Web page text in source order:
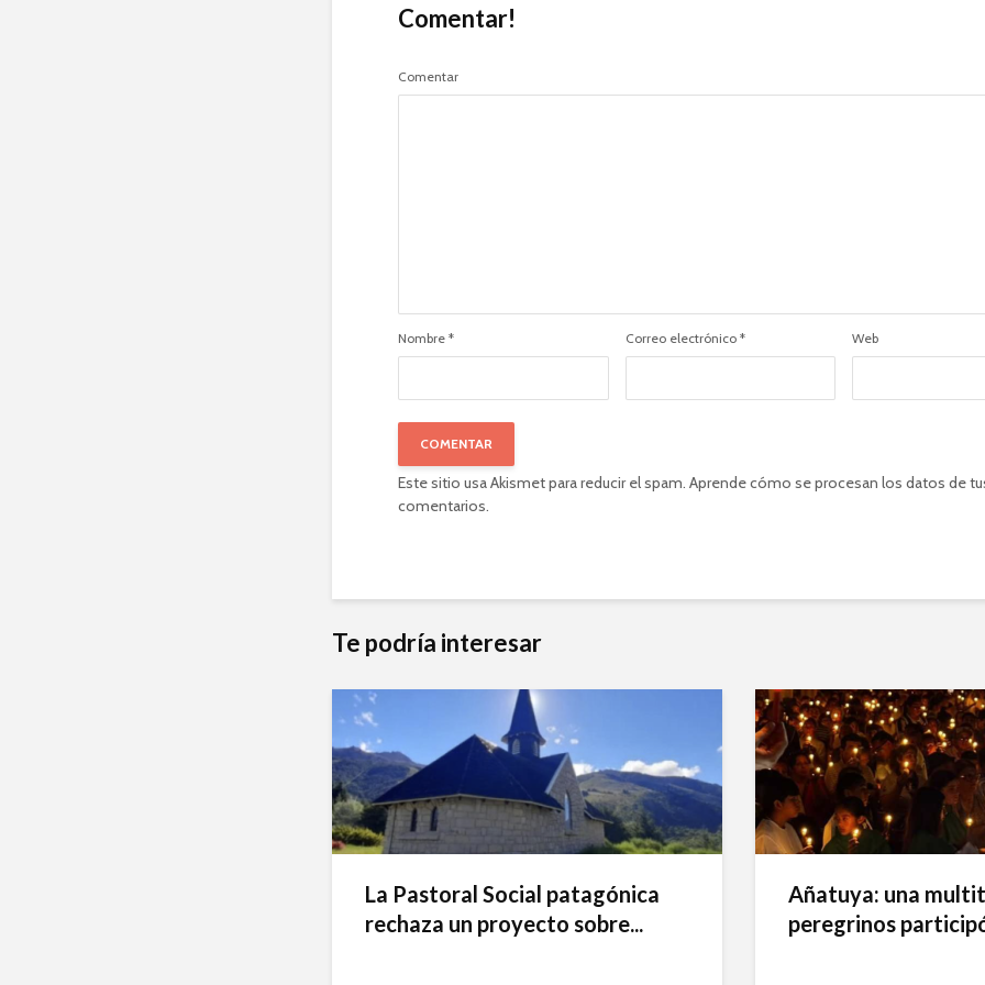
Comentar!
Comentar
Nombre * Correo electrónico * Web
Este sitio usa Akismet para reducir el spam. Aprende cómo se procesan los datos de
comentarios.
Te podría interesar
La Pastoral Social patagónica
rechaza un proyecto sobre...
Añatuya: una
peregrinos